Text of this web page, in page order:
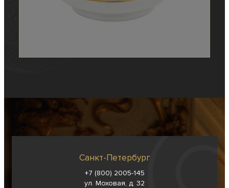
Санкт-Петербург
+7 (800) 2005-145
ул. Моховая, д. 32